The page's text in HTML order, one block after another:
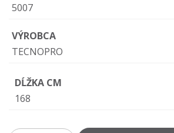
5007
VÝROBCA
TECNOPRO
DĹŽKA CM
168